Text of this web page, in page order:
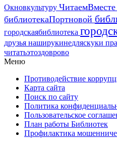
Окновкультуру ЧитаемВместе
библиотекаПортновой
городскаябиблиотека
друзья наширукинедляскуки
читатьэтоздоврово
Меню
Противодействие
Карта сайта
Поиск по сайту
Политика
Пользовательское
План работы Библиотек
Профилактика